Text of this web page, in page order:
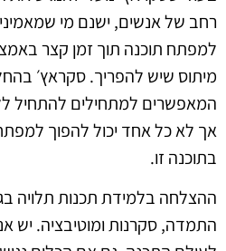
רחב של אנשים, ישנם מי
למפתח תוכנה תוך זמן קצר
מיתוס שיש להפריך. סקראץ׳
המאפשרים למתחילים להתחיל
אך לא כל אחד יכול להפוך
בתוכנה זו.
ההצלחה בלמידת תכנות תלויה
התמדה, סקרנות ומוטיבציה. יש